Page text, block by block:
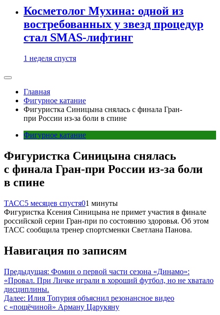
Косметолог Мухина: одной из
востребованных у звезд процедур
стал SMAS-лифтинг
1 неделя спустя
Главная
Фигурное катание
Фигуристка Синицына снялась с финала Гран-
при России из-за боли в спине
Фигурное катание
Фигуристка Синицына снялась
с финала Гран-при России из-за боли
в спине
ТАСС5 месяцев спустя01 минуты
Фигуристка Ксения Синицына не примет участия в финале
российской серии Гран-при по состоянию здоровья. Об этом
ТАСС сообщила тренер спортсменки Светлана Панова.
Навигация по записям
Предыдущая: Фомин о первой части сезона «Динамо»:
«Провал. При Личке играли в хороший футбол, но не хватало
дисциплины.
Далее: Илия Топурия объяснил резонансное видео
с «пощёчиной» Арману Царукяну